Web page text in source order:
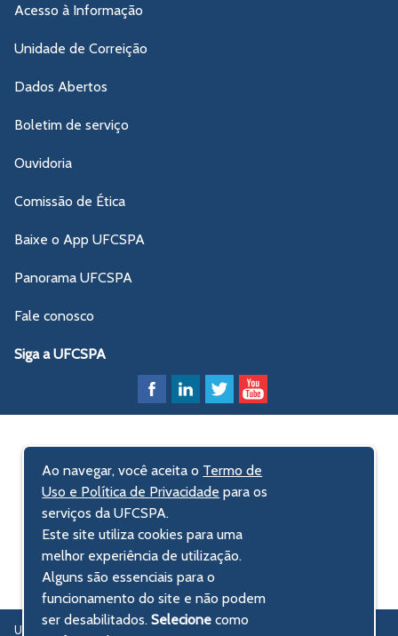
Acesso à Informação
Unidade de Correição
Dados Abertos
Boletim de serviço
Ouvidoria
Comissão de Ética
Baixe o App UFCSPA
Panorama UFCSPA
Fale conosco
Siga a UFCSPA
UFCSPA – Universidade Federal de Ciências da Saúde de Porto Alegre
Ao navegar, você aceita o Termo de
Uso e Política de Privacidade para os
serviços da UFCSPA.
Este site utiliza cookies para uma
melhor experiência de utilização.
Alguns são essenciais para o
funcionamento do site e não podem
ser desabilitados.Selecionecomo